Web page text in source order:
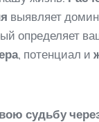
выявляет
определяет
, потенциал и
судьбу